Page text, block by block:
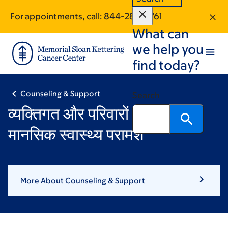
main
content
footer
For appointments, call: 844-282-0761
What can
we help you
find today?
Search
Counseling & Support
व्यक्तिगत और परिवारों के लिए कैंसर
मानसिक स्वास्थ्य परामर्श
More About Counseling & Support